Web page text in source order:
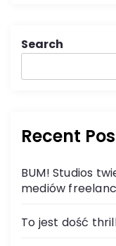
Search
Recent
BUM! Studios
mediów
To jest dość